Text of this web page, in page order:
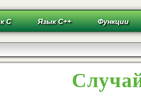
С Язык С++ Функции